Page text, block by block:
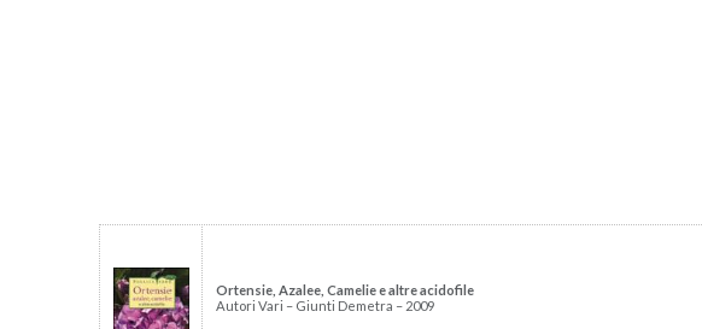
Or­ten­sie, Aza­lee, Ca­me­lie e altre aci­do­fi­le
Au­to­ri Vari – Giun­ti De­me­tra – 2009